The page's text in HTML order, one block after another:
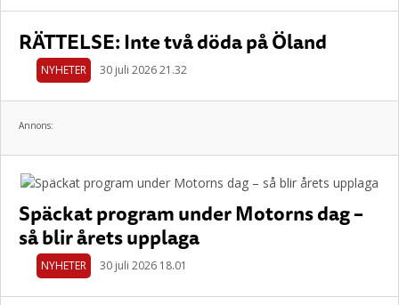
RÄTTELSE: Inte två döda på Öland
NYHETER 30 juli 2026 21.32
Annons:
Späckat program under Motorns dag –
så blir årets upplaga
NYHETER 30 juli 2026 18.01